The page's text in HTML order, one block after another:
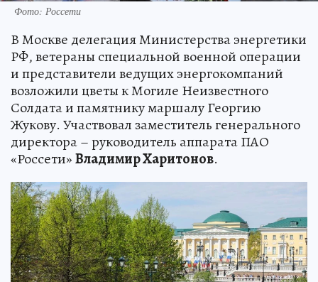
Фото: Россети
В Москве делегация Министерства энергетики
РФ, ветераны специальной военной операции
и представители ведущих энергокомпаний
возложили цветы к Могиле Неизвестного
Солдата и памятнику маршалу Георгию
Жукову. Участвовал заместитель генерального
директора – руководитель аппарата ПАО
«Россети»Владимир Харитонов.